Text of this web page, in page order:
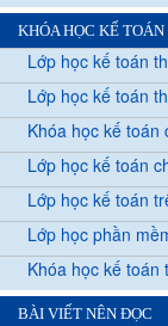
KHÓA HỌC KẾ TOÁN
Lớp học kế toán
Lớp học kế toán
Khóa học kế toán
Lớp học kế toán
Lớp học kế toán
Lớp học phần
Khóa học kế toán
BÀI VIẾT NÊN ĐỌC